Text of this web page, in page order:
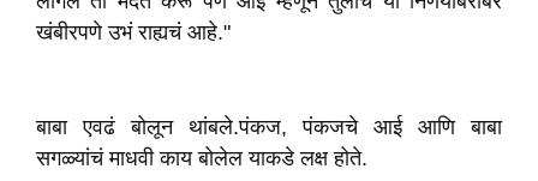
खंबीरपणे उभं राह्यचं आहे."
बाबा एवढं बोलून थांबले.पंकज, पंकजचे आई आणि बाबा
सगळ्यांचं माधवी काय बोलेल याकडे लक्ष होते.